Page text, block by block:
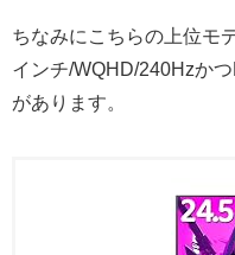
ちなみにこちらの上位モ
インチ/WQHD/240Hzか
があります。